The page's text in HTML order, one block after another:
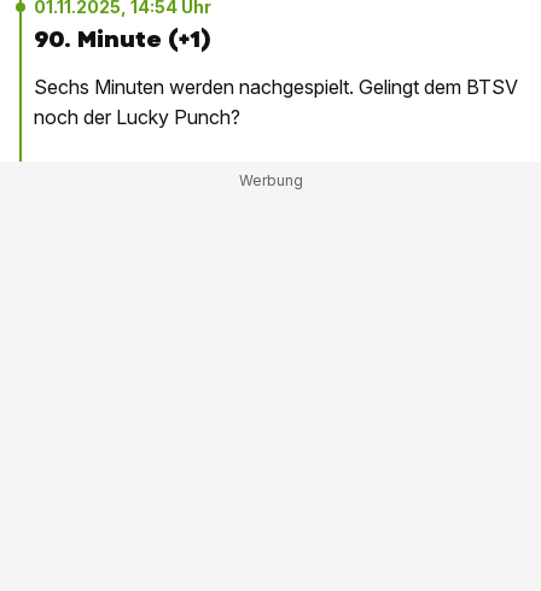
01.11.2025, 14:54 Uhr
90. Minute (+1)
Sechs Minuten werden nachgespielt. Gelingt dem BTSV
noch der Lucky Punch?